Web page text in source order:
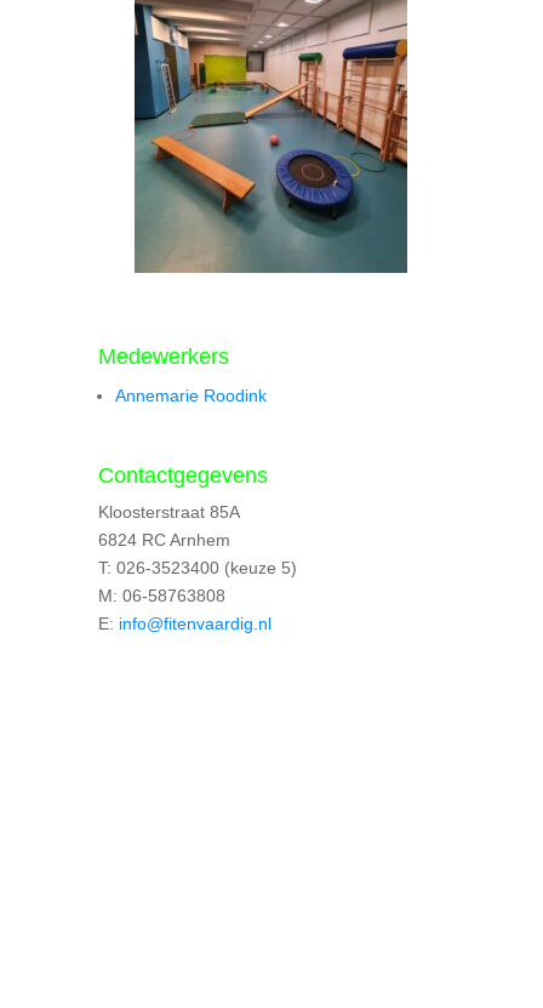
Medewerkers
Annemarie Roodink
Contactgegevens
Kloosterstraat 85A
6824 RC Arnhem
T: 026-3523400 (keuze 5)
M: 06-58763808
E: info@fitenvaardig.nl